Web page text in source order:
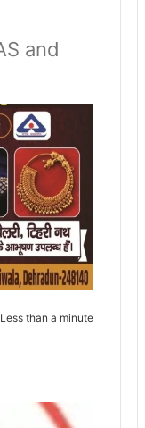
and
Less than a minute